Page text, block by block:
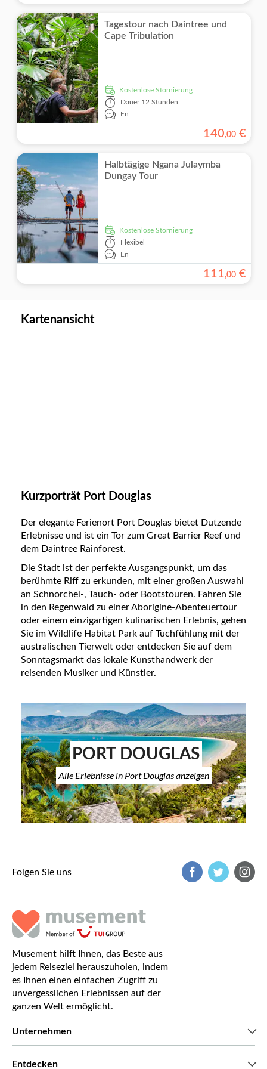
Tagestour nach Daintree und
Cape Tribulation
kostenlose Stornierung
Dauer 12 Stunden
En
140,00 €
Halbtägige Ngana Julaymba
Dungay Tour
kostenlose Stornierung
Flexibel
En
111,00 €
Kartenansicht
Kurzporträt Port Douglas
Der elegante Ferienort Port Douglas bietet Dutzende
Erlebnisse und ist ein Tor zum Great Barrier Reef und
dem Daintree Rainforest.
Die Stadt ist der perfekte Ausgangspunkt, um das
berühmte Riff zu erkunden, mit einer großen Auswahl
an Schnorchel-, Tauch- oder Bootstouren. Fahren Sie
in den Regenwald zu einer Aborigine-Abenteuertour
oder einem einzigartigen kulinarischen Erlebnis, gehen
Sie im Wildlife Habitat Park auf Tuchfühlung mit der
australischen Tierwelt oder entdecken Sie auf dem
Sonntagsmarkt das lokale Kunsthandwerk der
reisenden Musiker und Künstler.
PORT DOUGLAS
Alle Erlebnisse in Port Douglas anzeigen
Folgen Sie uns
Musement hilft Ihnen, das Beste aus
jedem Reiseziel herauszuholen, indem
es Ihnen einen einfachen Zugriff zu
unvergesslichen Erlebnissen auf der
ganzen Welt ermöglicht.
Unternehmen
Entdecken